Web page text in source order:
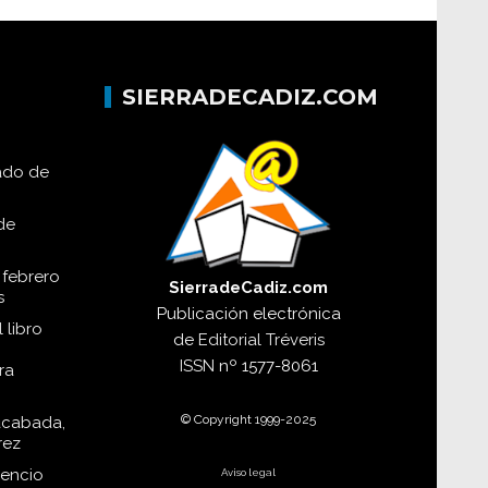
de
febrero
libro
SIERRADECADIZ.COM
SierradeCadiz.com
Publicación electrónica
de Editorial Tréveris
ISSN nº 1577-8061
© Copyright 1999-2025
Aviso legal